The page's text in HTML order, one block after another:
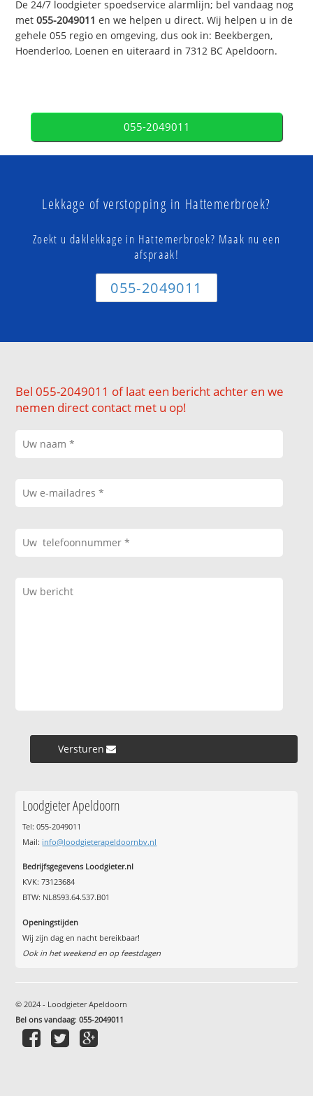
De 24/7 loodgieter spoedservice alarmlijn; bel vandaag nog
met055-2049011 en we helpen u direct. Wij helpen u in de
gehele 055 regio en omgeving, dus ook in: Beekbergen,
Hoenderloo, Loenen en uiteraard in 7312 BC Apeldoorn.
055-2049011
Lekkage of verstopping in Hattemerbroek?
Zoekt u daklekkage in Hattemerbroek? Maak nu een
afspraak!
055-2049011
Bel 055-2049011 of laat een bericht achter en we
nemen direct contact met u op!
Versturen »
Loodgieter Apeldoorn
Tel: 055-2049011
Mail: info@loodgieterapeldoornbv.nl
Bedrijfsgegevens Loodgieter.nl
KVK: 73123684
BTW: NL8593.64.537.B01
Openingstijden
Wij zijn dag en nacht bereikbaar!
Ook in het weekend en op feestdagen
© 2024 - Loodgieter Apeldoorn
Bel ons vandaag:055-2049011